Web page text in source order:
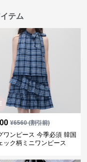
テム
¥6560(割引前)
ワンピース 今季必須 韓国
ック柄ミニワンピース